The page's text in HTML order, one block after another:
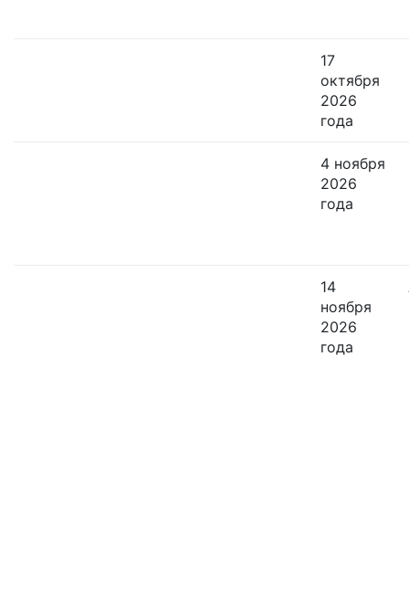
17
октября
2026
года
4 ноября
2026
года
14
ноября
2026
года